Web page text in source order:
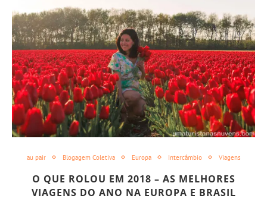
au pair Blogagem Coletiva Europa Intercâmbio Viagens
O QUE ROLOU EM 2018 – AS MELHORES
VIAGENS DO ANO NA EUROPA E BRASIL